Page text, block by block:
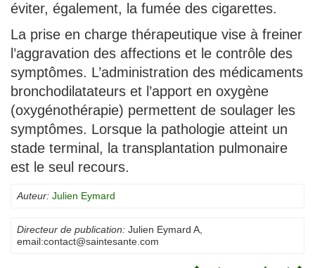
éviter, également, la fumée des cigarettes.
La prise en charge thérapeutique vise à freiner
l’aggravation des affections et le contrôle des
symptômes. L’administration des médicaments
bronchodilatateurs et l’apport en oxygène
(oxygénothérapie) permettent de soulager les
symptômes. Lorsque la pathologie atteint un
stade terminal, la transplantation pulmonaire
est le seul recours.
Auteur: Julien Eymard
Directeur de publication: Julien Eymard A
email:contact@saintesante.com